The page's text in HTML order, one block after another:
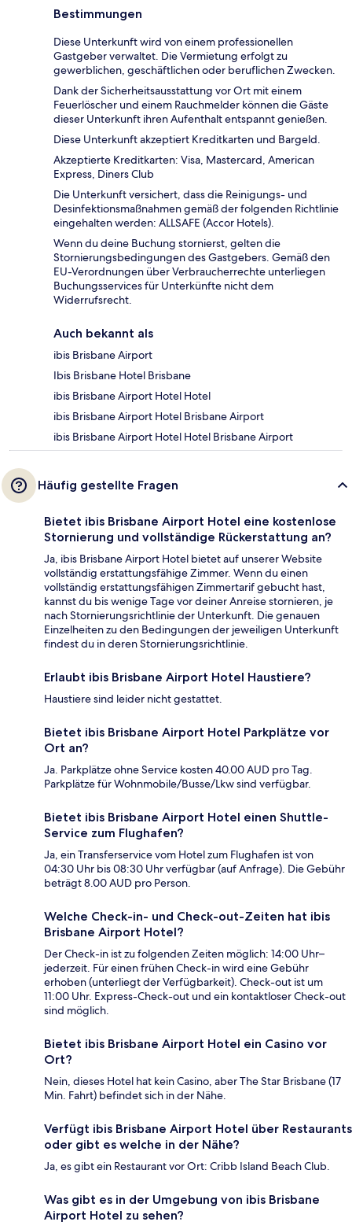
Bestimmungen
Diese Unterkunft wird von einem professionellen
Gastgeber verwaltet. Die Vermietung erfolgt zu
gewerblichen, geschäftlichen oder beruflichen Zwecken.
Dank der Sicherheitsausstattung vor Ort mit einem
Feuerlöscher und einem Rauchmelder können die Gäste
dieser Unterkunft ihren Aufenthalt entspannt genießen.
Diese Unterkunft akzeptiert Kreditkarten und Bargeld.
Akzeptierte Kreditkarten: Visa, Mastercard, American
Express, Diners Club
Die Unterkunft versichert, dass die Reinigungs- und
Desinfektionsmaßnahmen gemäß der folgenden Richtlinie
eingehalten werden: ALLSAFE (Accor Hotels).
Wenn du deine Buchung stornierst, gelten die
Stornierungsbedingungen des Gastgebers. Gemäß den
EU-Verordnungen über Verbraucherrechte unterliegen
Buchungsservices für Unterkünfte nicht dem
Widerrufsrecht.
Auch bekannt als
ibis Brisbane Airport
Ibis Brisbane Hotel Brisbane
ibis Brisbane Airport Hotel Hotel
ibis Brisbane Airport Hotel Brisbane Airport
ibis Brisbane Airport Hotel Hotel Brisbane Airport
Häufig gestellte Fragen
Bietet ibis Brisbane Airport Hotel eine kostenlose
Stornierung und vollständige Rückerstattung an?
Ja, ibis Brisbane Airport Hotel bietet auf unserer Website
vollständig erstattungsfähige Zimmer. Wenn du einen
vollständig erstattungsfähigen Zimmertarif gebucht hast,
kannst du bis wenige Tage vor deiner Anreise stornieren, je
nach Stornierungsrichtlinie der Unterkunft. Die genauen
Einzelheiten zu den Bedingungen der jeweiligen Unterkunft
findest du in deren Stornierungsrichtlinie.
Erlaubt ibis Brisbane Airport Hotel Haustiere?
Haustiere sind leider nicht gestattet.
Bietet ibis Brisbane Airport Hotel Parkplätze vor
Ort an?
Ja. Parkplätze ohne Service kosten 40.00 AUD pro Tag.
Parkplätze für Wohnmobile/Busse/Lkw sind verfügbar.
Bietet ibis Brisbane Airport Hotel einen Shuttle-
Service zum Flughafen?
Ja, ein Transferservice vom Hotel zum Flughafen ist von
04:30 Uhr bis 08:30 Uhr verfügbar (auf Anfrage). Die Gebühr
beträgt 8.00 AUD pro Person.
Welche Check-in- und Check-out-Zeiten hat ibis
Brisbane Airport Hotel?
Der Check-in ist zu folgenden Zeiten möglich: 14:00 Uhr–
jederzeit. Für einen frühen Check-in wird eine Gebühr
erhoben (unterliegt der Verfügbarkeit). Check-out ist um
11:00 Uhr. Express-Check-out und ein kontaktloser Check-out
sind möglich.
Bietet ibis Brisbane Airport Hotel ein Casino vor
Ort?
Nein, dieses Hotel hat kein Casino, aber The Star Brisbane (17
Min. Fahrt) befindet sich in der Nähe.
Verfügt ibis Brisbane Airport Hotel über Restaurants
oder gibt es welche in der Nähe?
Ja, es gibt ein Restaurant vor Ort: Cribb Island Beach Club.
Was gibt es in der Umgebung von ibis Brisbane
Airport Hotel zu sehen?